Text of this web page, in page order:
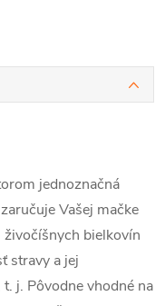
jednoznačná
Vašej mačke
bielkovín
stravy a jej
j. Pôvodne vhodné na